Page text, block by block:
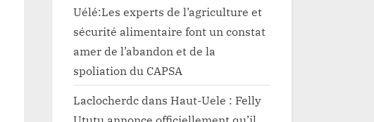
Uélé:Les experts de l’agriculture et
sécurité alimentaire font un constat
amer de l’abandon et de la
spoliation du CAPSA
Laclocherdcdans Haut-Uele : Felly